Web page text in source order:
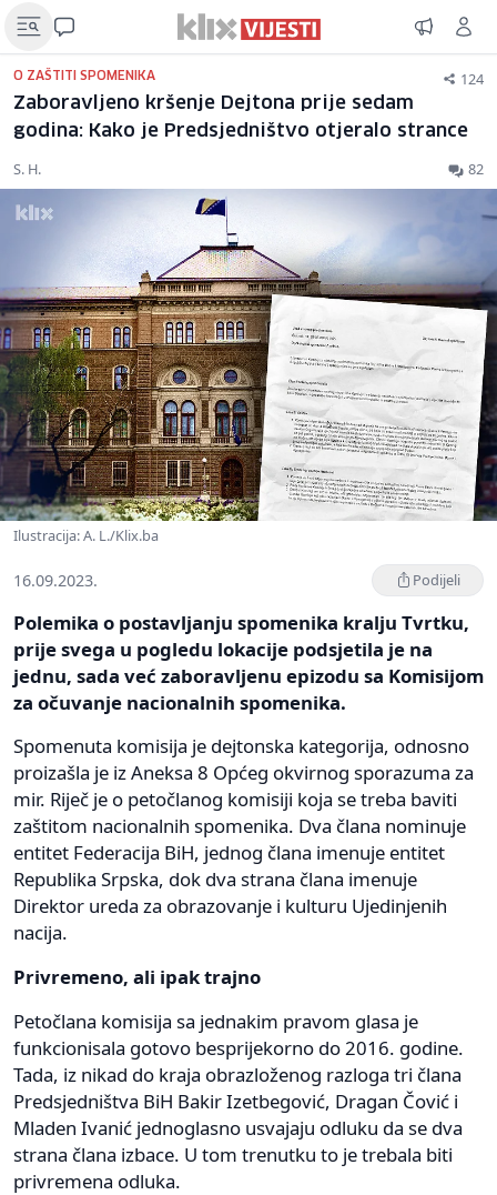
O ZAŠTITI SPOMENIKA 124
Zaboravljeno kršenje Dejtona prije sedam
godina: Kako je Predsjedništvo otjeralo strance
S. H. 82
Ilustracija: A. L./Klix.ba
16.09.2023. Podijeli
Polemika o postavljanju spomenika kralju Tvrtku,
prije svega u pogledu lokacije podsjetila je na
jednu, sada već zaboravljenu epizodu sa Komisijom
za očuvanje nacionalnih spomenika.
Spomenuta komisija je dejtonska kategorija, odnosno
proizašla je iz Aneksa 8 Općeg okvirnog sporazuma za
mir. Riječ je o petočlanog komisiji koja se treba baviti
zaštitom nacionalnih spomenika. Dva člana nominuje
entitet Federacija BiH, jednog člana imenuje entitet
Republika Srpska, dok dva strana člana imenuje
Direktor ureda za obrazovanje i kulturu Ujedinjenih
nacija.
Privremeno, ali ipak trajno
Petočlana komisija sa jednakim pravom glasa je
funkcionisala gotovo besprijekorno do 2016. godine.
Tada, iz nikad do kraja obrazloženog razloga tri člana
Predsjedništva BiH Bakir Izetbegović, Dragan Čović i
Mladen Ivanić jednoglasno usvajaju odluku da se dva
strana člana izbace. U tom trenutku to je trebala biti
privremena odluka.